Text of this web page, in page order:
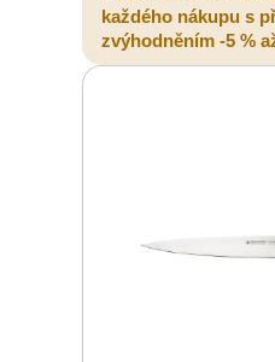
každého nákupu s
zvýhodněním -5 %